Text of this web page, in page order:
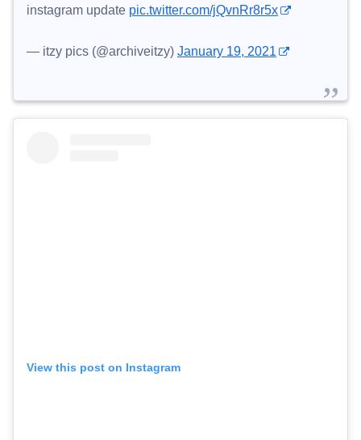
instagram update pic.twitter.com/jQvnRr8r5x
— itzy pics (@archiveitzy) January 19, 2021
View this post on Instagram